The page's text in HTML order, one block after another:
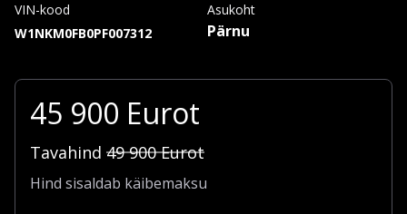
VIN-kood
W1NKM0FB0PF007312
Asukoht
Pärnu
45 900 Eurot
Tavahind 49 900 Eurot
Hind sisaldab käibemaksu